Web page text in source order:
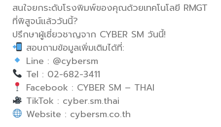
สนใจยกระดับโรงพิมพ์ของคุณด้วยเทคโนโลยี RMGT
ที่พิสูจน์แล้ววันนี้?
ปรึกษาผู้เชี่ยวชาญจาก CYBER SM วันนี้!
สอบถามข้อมูลเพิ่มเติมได้ที่:
Line : @cybersm
Tel : 02-682-3411
Facebook : CYBER SM – THAI
TikTok : cyber.sm.thai
Website : cybersm.co.th